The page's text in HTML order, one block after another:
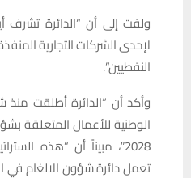
ولفت إلى أن “الدائرة تشرف
لإحدى الشركات التجارية
النفطيين”.
وأكد أن “الدائرة أطلقت منذ
2028″، مبيناً أن “هذه
تعمل دائرة شؤون الالغام